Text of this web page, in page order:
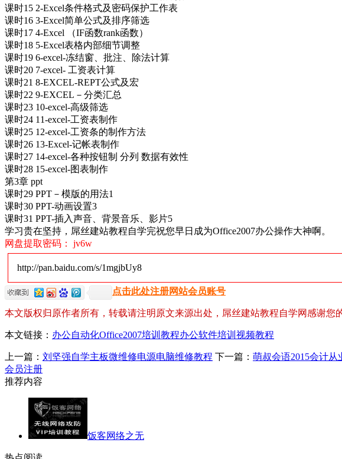
课时15 2-Excel条件格式及密码保护工作表
课时16 3-Excel简单公式及排序筛选
课时17 4-Excel （IF函数rank函数）
课时18 5-Excel表格内部细节调整
课时19 6-excel-冻结窗、批注、除法计算
课时20 7-excel- 工资表计算
课时21 8-EXCEL-REPT公式及宏
课时22 9-EXCEL－分类汇总
课时23 10-excel-高级筛选
课时24 11-excel-工资表制作
课时25 12-excel-工资条的制作方法
课时26 13-Excel-记帐表制作
课时27 14-excel-各种按钮制 分列 数据有效性
课时28 15-excel-图表制作
第3章 ppt
课时29 PPT－模版的用法1
课时30 PPT-动画设置3
课时31 PPT-插入声音、背景音乐、影片5
学习贵在坚持，屌丝建站教程自学完祝您早日成为Office2007办公操作大神啊。
网盘提取密码： jv6w
http://pan.baidu.com/s/1mgjbUy8
点击此处注册网站会员账号
本文版权归原作者所有，转载请注明原文来源出处，屌丝建站教程自学网感谢您
本文链接： 办公自动化Office2007培训教程办公软件培训视频教程
上一篇： 刘坚强自学主板微维修电源电脑维修教程 下一篇： 萌叔会语2015会计
会员注册
推荐内容
饭客网络之无